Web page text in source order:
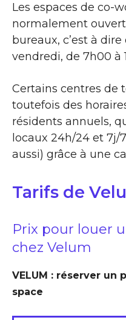
Les espaces de co-
normalement
bureaux, c’est à
vendredi, de 7h00 à
Certains centres de
toutefois des
résidents annuels,
locaux 24h/24 et 7j/
aussi) grâce à une
Tarifs de
Prix pour louer
chez Velum
VELUM : réserver un
space